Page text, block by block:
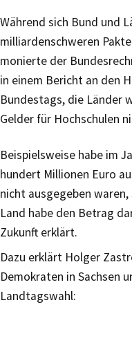
Während sich Bund und
milliardenschweren
monierte der
in einem Bericht an den
Bundestags, die Länder
Gelder für Hochschulen
Beispielsweise habe im
hundert Millionen Euro
nicht ausgegeben waren,
Land habe den Betrag
Zukunft erklärt.
Dazu erklärt Holger
Demokraten in Sachsen
Landtagswahl: